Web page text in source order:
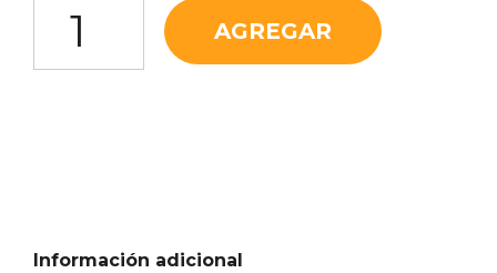
AGREGAR
Información adicional